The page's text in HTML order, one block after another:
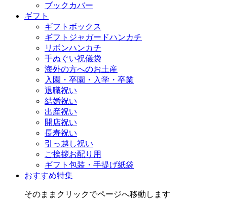
ブックカバー
ギフト
ギフトボックス
ギフトジャガードハンカチ
リボンハンカチ
手ぬぐい祝儀袋
海外の方へのお土産
入園・卒園・入学・卒業
退職祝い
結婚祝い
出産祝い
開店祝い
長寿祝い
引っ越し祝い
ご挨拶お配り用
ギフト包装・手提げ紙袋
おすすめ特集
そのままクリックでページへ移動します